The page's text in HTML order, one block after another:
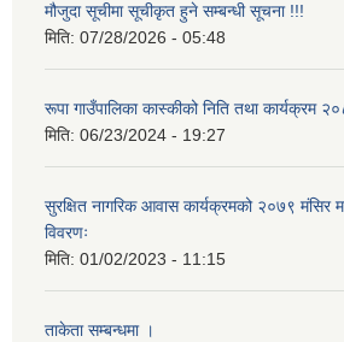
मौजुदा सूचीमा सूचीकृत हुने सम्बन्धी सूचना !!!
मिति: 07/28/2026 - 05:48
रूपा गाउँपालिका कास्कीको निति तथा कार्यक्रम
मिति: 06/23/2024 - 19:27
सुरक्षित नागरिक आवास कार्यक्रमको २०७९ मंसिर
विवरणः
मिति: 01/02/2023 - 11:15
ताकेता सम्बन्धमा ।